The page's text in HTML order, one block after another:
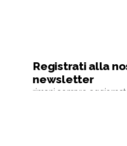
Registrati alla
newsletter
rimani sempre